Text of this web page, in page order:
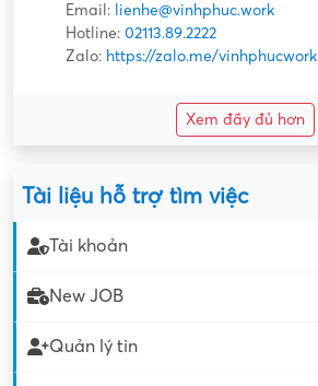
Email: lienhe@vinhphuc.work
Hotline: 02113.89.2222
Zalo: https://zalo.me/vinhphucwork
Xem đầy đủ hơn
Tài liệu hỗ trợ tìm việc
Tài khoản
New JOB
Quản lý tin